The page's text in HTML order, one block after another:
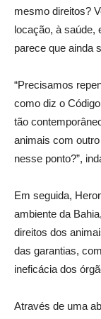
mesmo direitos?
locação, à saúde,
parece que ainda
“Precisamos
como diz o
tão
animais com
nesse ponto?”,
Em seguida,
ambiente da
direitos dos
das garantias,
ineficácia dos
Através de uma